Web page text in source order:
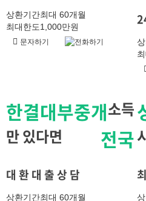
상환기간최대 60개월
최대한도1,000만원
문자하기 전화하기
한결대부중개
전국
소득
만 있다면
대 환 대 출 상 담
상환기간최대 60개월